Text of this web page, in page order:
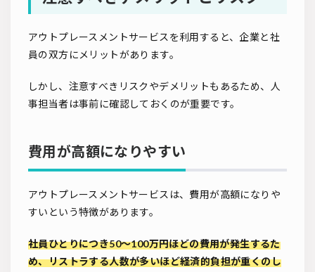
アウトプレースメントサービスを利用すると、企業と社
員の双方にメリットがあります。
しかし、注意すべきリスクやデメリットもあるため、人
事担当者は事前に確認しておくのが重要です。
費用が高額になりやすい
アウトプレースメントサービスは、費用が高額になりや
すいという特徴があります。
社員ひとりにつき50～100万円ほどの費用が発生するた
め、リストラする人数が多いほど経済的負担が重くのし